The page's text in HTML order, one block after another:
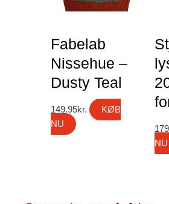
Fabelab
Nissehue –
Dusty Teal
149.95kr.
KØB
NU
NU